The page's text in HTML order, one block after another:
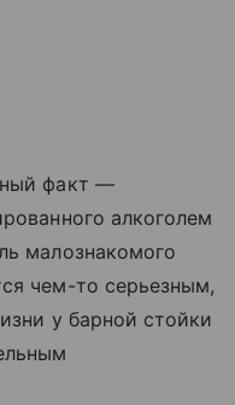
факт —
алкоголем
малознакомого
чем-то серьезным,
у барной стойки